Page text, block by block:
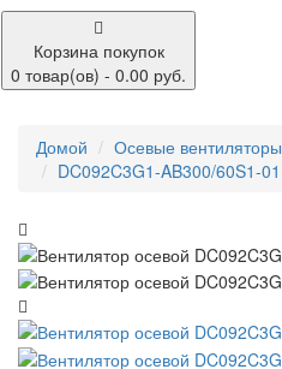
Корзина покупок
0 товар(ов) - 0.00 руб.
Домой Осевые вентиляторы
DC092C3G1-AB300/60S1-01